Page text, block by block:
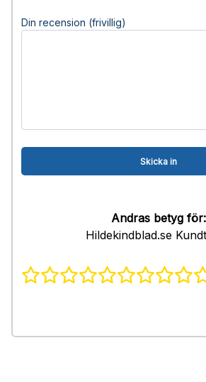
Din recension (frivillig)
Andras betyg för:
Hildekindblad.se